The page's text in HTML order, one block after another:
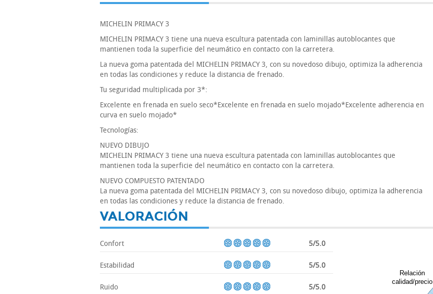
MICHELIN PRIMACY 3
MICHELIN PRIMACY 3 tiene una nueva escultura patentada con laminillas autoblocantes que
mantienen toda la superficie del neumático en contacto con la carretera.
La nueva goma patentada del MICHELIN PRIMACY 3, con su novedoso dibujo, optimiza la adherencia
en todas las condiciones y reduce la distancia de frenado.
Tu seguridad multiplicada por 3*:
Excelente en frenada en suelo seco*Excelente en frenada en suelo mojado*Excelente adherencia en
curva en suelo mojado*
Tecnologías:
NUEVO DIBUJO
MICHELIN PRIMACY 3 tiene una nueva escultura patentada con laminillas autoblocantes que
mantienen toda la superficie del neumático en contacto con la carretera.
NUEVO COMPUESTO PATENTADO
La nueva goma patentada del MICHELIN PRIMACY 3, con su novedoso dibujo, optimiza la adherencia
en todas las condiciones y reduce la distancia de frenado.
VALORACIÓN
Confort 5/5.0
Estabilidad 5/5.0
Ruido 5/5.0
Relación
calidad/precio